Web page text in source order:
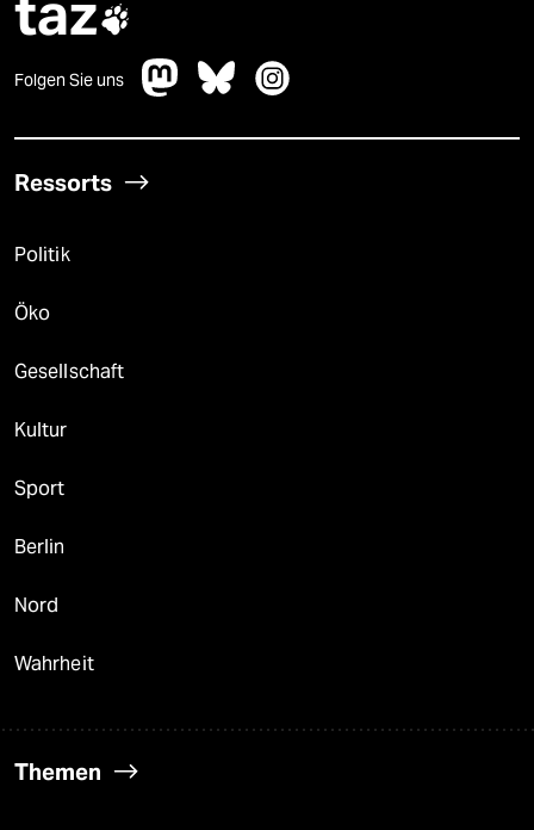

Folgen Sie uns
Ressorts
Politik
Öko
Gesellschaft
Kultur
Sport
Berlin
Nord
Wahrheit
Themen